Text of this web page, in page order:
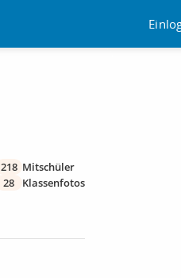
218 Mitschüler
28
Klassenfotos